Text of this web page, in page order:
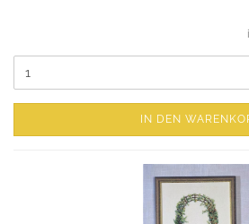
IN DEN